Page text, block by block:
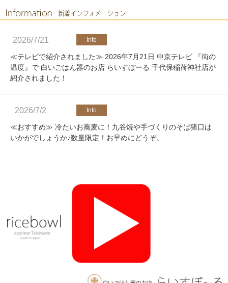
2026/7/21
≪テレビで紹介されました≫ 2026年7月21日 中京テレビ 『街の
温度』で 白いごはん器のお店 らいすぼーる 千代保稲荷神社店が
紹介されました！
2026/7/2
≪おすすめ≫ 冷たいお蕎麦に！九谷焼や手づくりのそば猪口は
いかがでしょうか♪数量限定！お早めにどうぞ。
≪軽井沢店営業のお知らせ≫ いつもご覧いただきありがとうご
ざいます。軽井沢店2026年オープンしました！新商品をたくさ
んご用意しております。みなさまのご来店をお待ちしております
♪
碗。実店舗でも手にとっていただけます♪海外発送も承っており